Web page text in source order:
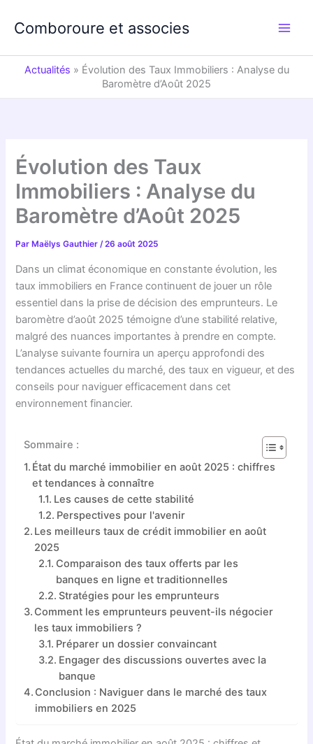
Comboroure et associes
Actualités » Évolution des Taux Immobiliers : Analyse du
Baromètre d’Août 2025
Évolution des Taux
Immobiliers : Analyse du
Baromètre d’Août 2025
Par Maëlys Gauthier/26 août 2025
Dans un climat économique en constante évolution, les
taux immobiliers en France continuent de jouer un rôle
essentiel dans la prise de décision des emprunteurs. Le
baromètre d’août 2025 témoigne d’une stabilité relative,
malgré des nuances importantes à prendre en compte.
L’analyse suivante fournira un aperçu approfondi des
tendances actuelles du marché, des taux en vigueur, et des
conseils pour naviguer efficacement dans cet
environnement financier.
Sommaire :
État du marché immobilier en août 2025 : chiffres
et tendances à connaître
Les causes de cette stabilité
Perspectives pour l'avenir
Les meilleurs taux de crédit immobilier en août
2025
Comparaison des taux offerts par les
banques en ligne et traditionnelles
Stratégies pour les emprunteurs
Comment les emprunteurs peuvent-ils négocier
les taux immobiliers ?
Préparer un dossier convaincant
Engager des discussions ouvertes avec la
banque
Conclusion : Naviguer dans le marché des taux
immobiliers en 2025